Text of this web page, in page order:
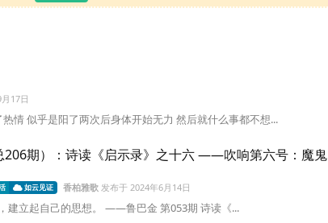
17日
情 似乎是阳了两次后身体开始无力 然后就什么事都不想...
206期）：诗读《启示录》之十六 ——吹响第六号：魔鬼
如云见证 香柏雅歌发布于 2024年6月14日
建立起自己的思想。 ——鲁巴金 第053期 诗读《...